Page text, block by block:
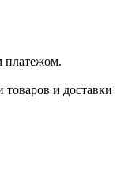
платежом.
и доставки